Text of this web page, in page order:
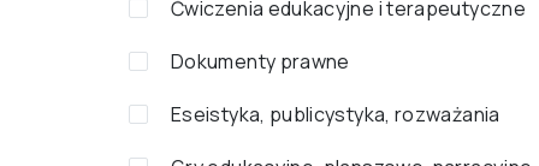
Ćwiczenia edukacyjne i terapeutyczne
Dokumenty prawne
Eseistyka, publicystyka, rozważania